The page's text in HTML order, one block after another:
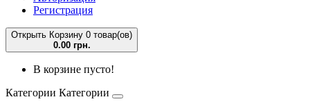
Регистрация
Открыть Корзину 0 товар(ов)
0.00 грн.
В корзине пусто!
Категории Категории